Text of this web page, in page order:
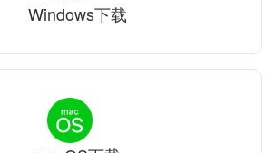
Windows下载